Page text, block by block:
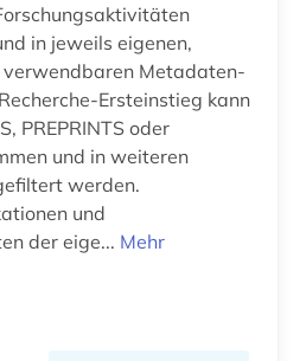
eigenen,
Metadaten-
Ersteinstieg kann
PREPRINTS oder
und in weiteren
werden.
und
der eige... Mehr